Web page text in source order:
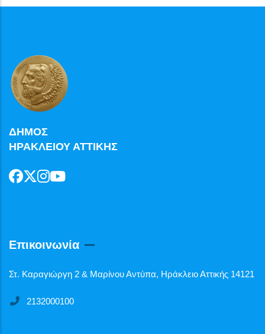
ΔΗΜΟΣ
ΗΡΑΚΛΕΙΟΥ ΑΤΤΙΚΗΣ
Επικοινωνία
Στ. Καραγιώργη 2 & Μαρίνου Αντύπα, Ηράκλειο Αττικής 14121
2132000100